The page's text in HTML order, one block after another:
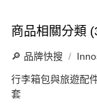
商品相關分類
🔎 品牌快搜
行李箱包與旅遊配
套